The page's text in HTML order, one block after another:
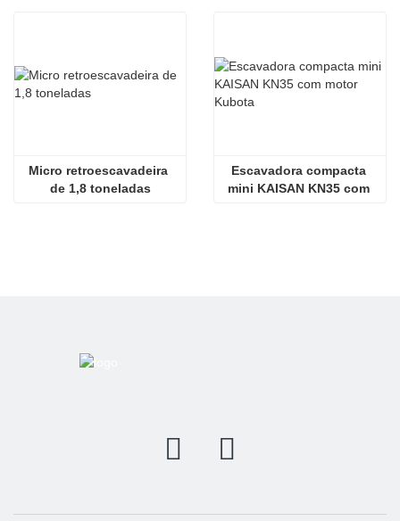
Micro retroescavadeira
de 1,8 toneladas
Escavadora compacta
mini KAISAN KN35 com